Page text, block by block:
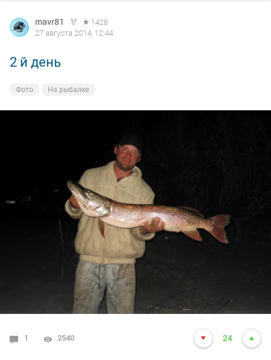
mavr81
1428
27 августа 2014, 12:44
2 й день
Фото На рыбалке
1 2540 24